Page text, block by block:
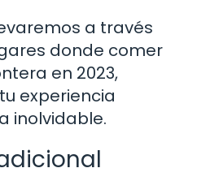
a través
donde comer
en 2023,
experiencia
inolvidable.